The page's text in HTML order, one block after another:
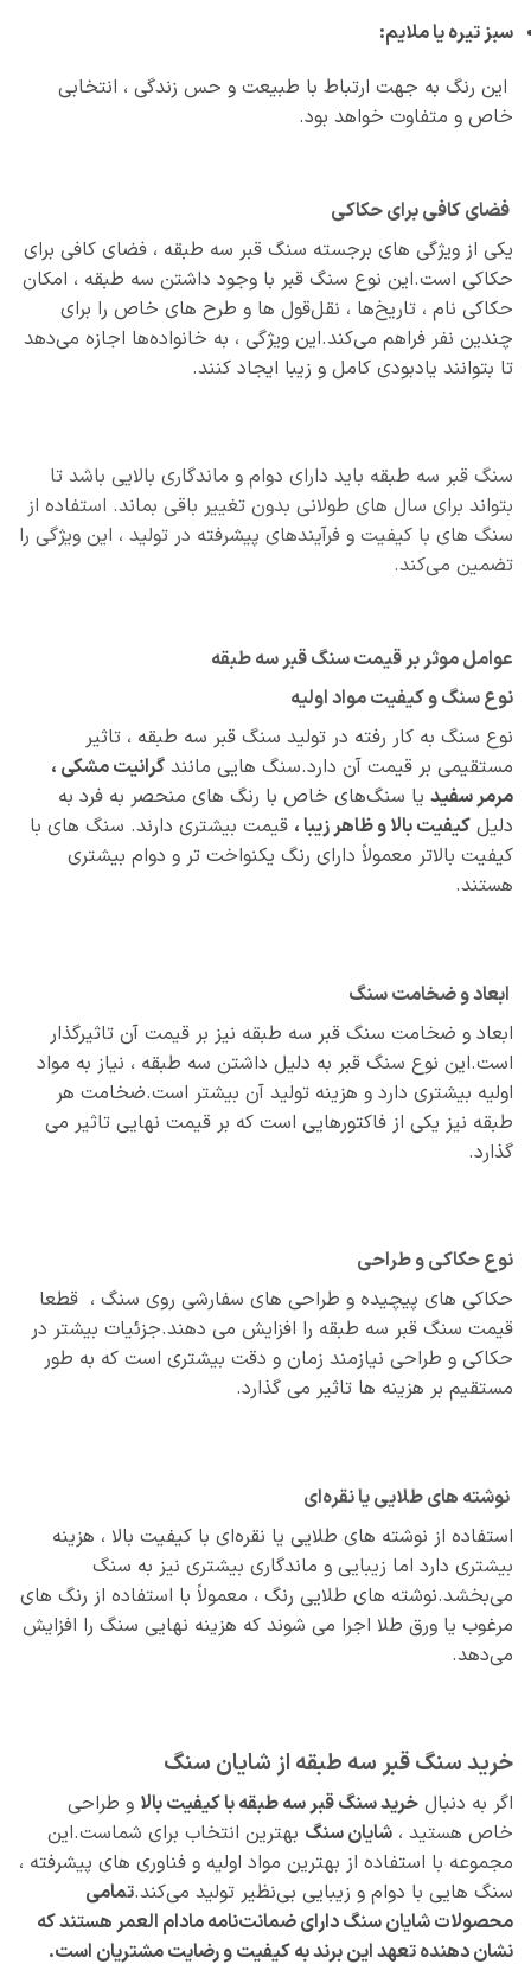
سبز تیره یا ملایم:
این رنگ به جهت ارتباط با طبیعت و حس زندگی ، انتخابی
خاص و متفاوت خواهد بود.
فضای کافی برای حکاکی
یکی از ویژگی‌ های برجسته سنگ قبر سه طبقه ، فضای کافی برای
حکاکی است.این نوع سنگ قبر با وجود داشتن سه طبقه ، امکان
حکاکی نام ، تاریخ‌ها ، نقل‌قول‌ ها و طرح‌ های خاص را برای
چندین نفر فراهم می‌کند.این ویژگی ، به خانواده‌ها اجازه می‌دهد
تا بتوانند یادبودی کامل و زیبا ایجاد کنند.
سنگ قبر سه طبقه باید دارای دوام و ماندگاری بالایی باشد تا
بتواند برای سال‌ های طولانی بدون تغییر باقی بماند. استفاده از
سنگ‌ های با کیفیت و فرآیندهای پیشرفته در تولید ، این ویژگی را
تضمین می‌کند.
عوامل موثر بر قیمت سنگ قبر سه طبقه
نوع سنگ و کیفیت مواد اولیه
نوع سنگ به کار رفته در تولید سنگ قبر سه طبقه ، تاثیر
مستقیمی بر قیمت آن دارد.سنگ‌ هایی مانندگرانیت مشکی ،
مرمر سفیدیا سنگ‌های خاص با رنگ‌ های منحصر به فرد به
دلیلکیفیت بالا و ظاهر زیبا ،قیمت بیشتری دارند. سنگ‌ های با
کیفیت بالاتر معمولاً دارای رنگ یکنواخت‌ تر و دوام بیشتری
هستند.
ابعاد و ضخامت سنگ
ابعاد و ضخامت سنگ قبر سه طبقه نیز بر قیمت آن تاثیرگذار
است.این نوع سنگ قبر به دلیل داشتن سه طبقه ، نیاز به مواد
اولیه بیشتری دارد و هزینه تولید آن بیشتر است.ضخامت هر
طبقه نیز یکی از فاکتورهایی است که بر قیمت نهایی تاثیر می
گذارد.
نوع حکاکی و طراحی
حکاکی‌ های پیچیده و طراحی‌ های سفارشی روی سنگ ، قطعا
قیمت سنگ قبر سه طبقه را افزایش می دهند.جزئیات بیشتر در
حکاکی و طراحی نیازمند زمان و دقت بیشتری است که به طور
مستقیم بر هزینه‌ ها تاثیر می‌ گذارد.
نوشته‌ های طلایی یا نقره‌ای
استفاده از نوشته‌ های طلایی یا نقره‌ای با کیفیت بالا ، هزینه
بیشتری دارد اما زیبایی و ماندگاری بیشتری نیز به سنگ
می‌بخشد.نوشته‌ های طلایی رنگ ، معمولاً با استفاده از رنگ‌ های
مرغوب یا ورق طلا اجرا می‌ شوند که هزینه نهایی سنگ را افزایش
می‌دهد.
خرید سنگ قبر سه طبقه از شایان سنگ
اگر به دنبالخرید سنگ قبر سه طبقه با کیفیت بالاو طراحی
خاص هستید ، شایان سنگبهترین انتخاب برای شماست.این
مجموعه با استفاده از بهترین مواد اولیه و فناوری‌ های پیشرفته ،
سنگ‌ هایی با دوام و زیبایی بی‌نظیر تولید می‌کند.تمامی
محصولات شایان سنگ دارای ضمانت‌نامه مادام العمر هستند که
نشان‌ دهنده تعهد این برند به کیفیت و رضایت مشتریان است.